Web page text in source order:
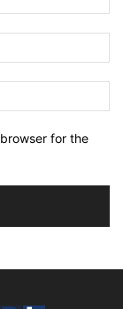
for the